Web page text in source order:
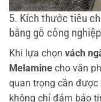
5. Kích thước tiêu
bằng gỗ công
Khi lựa chọn vách
Melamine cho văn
quan trọng cần được
không chỉ đảm bảo